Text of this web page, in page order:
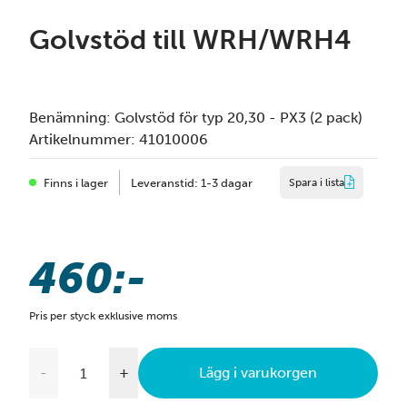
Golvstöd till WRH/WRH4
Benämning: Golvstöd för typ 20,30 - PX3 (2 pack)
Artikelnummer: 41010006
Finns i lager Leveranstid: 1-3 dagar Spara i lista
460:-
Pris per styck exklusive moms
- + Lägg i varukorgen